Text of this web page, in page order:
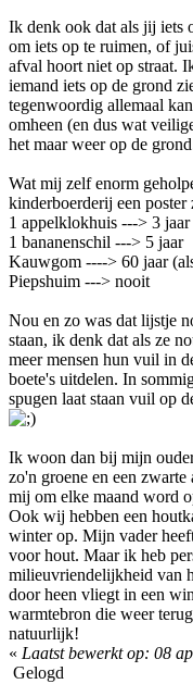
Ik denk ook dat als jij iets
om iets op te ruimen, of
afval hoort niet op straat.
iemand iets op de grond
tegenwoordig allemaal
omheen (en dus wat
het maar weer op de
Wat mij zelf enorm
kinderboerderij een
1 appelklokhuis ---> 3 jaar
1 bananenschil ---> 5 jaar
Kauwgom ----> 60 jaar
Piepshuim ---> nooit
Nou en zo was dat lijstje
staan, ik denk dat als ze
meer mensen hun vuil in
boete's uitdelen. In
spugen laat staan vuil op
Ik woon dan bij mijn
zo'n groene en een
mij om elke maand word
Ook wij hebben een
winter op. Mijn vader
voor hout. Maar ik heb
milieuvriendelijkheid van
door heen vliegt in een
warmtebron die weer
natuurlijk!
« Laatst bewerkt op: 08
Gelogd